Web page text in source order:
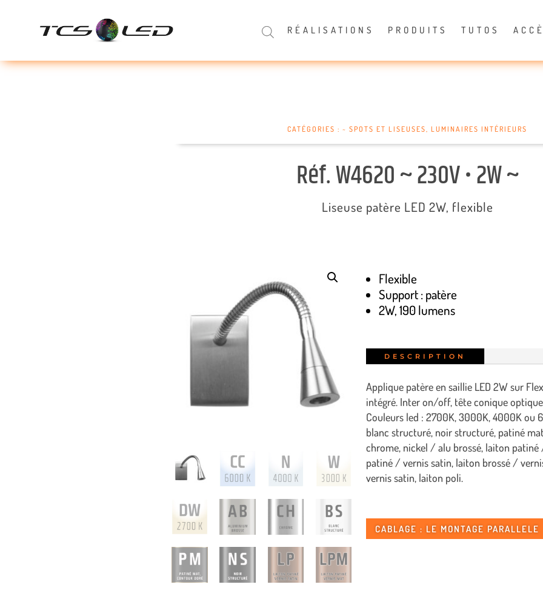
RÉALISATIONS PRODUITS TUTOS
CATÉGORIES : ~ SPOTS ET LISEUSES, LUMINAIRES INTÉRIEURS
Réf. W4620 ~ 230V • 2W ~
Liseuse patère LED 2W, flexible
Flexible
Support : patère
2W, 190 lumens
DESCRIPTION
Applique patère en saillie LED 2W sur
intégré. Inter on/off, tête conique optique
Couleurs led : 2700K, 3000K, 4000K ou
blanc structuré, noir structuré, patiné
chrome, nickel / alu brossé, laiton
patiné / vernis satin, laiton brossé /
vernis satin, laiton poli.
CABLAGE : LE MONTAGE PARALLELE